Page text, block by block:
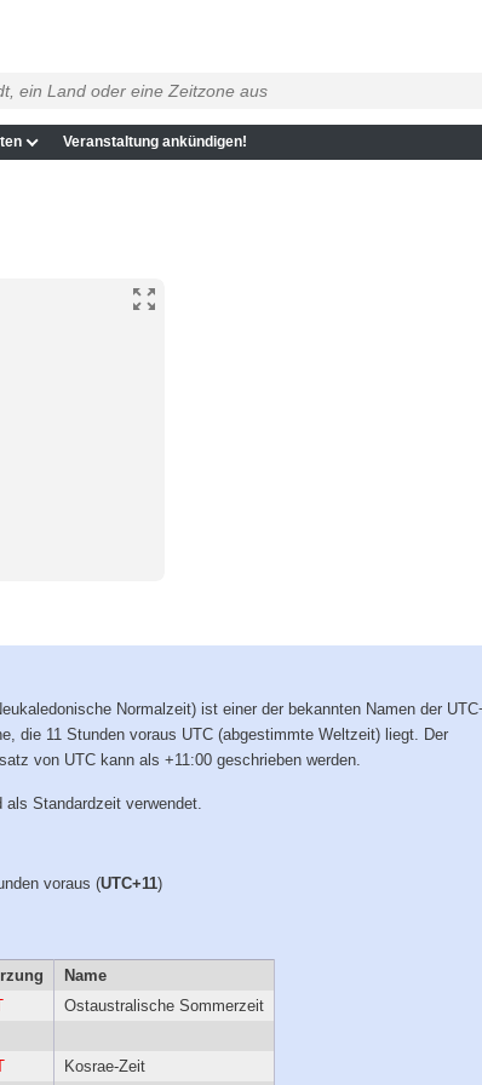
Veranstaltung ankündigen!
Normalzeit) ist einer der bekannten Namen der
die 11 Stunden voraus UTC (abgestimmte Weltzeit) liegt. Der
von UTC kann als +11:00 geschrieben werden.
als Standardzeit verwendet.
voraus (UTC+11)
Name
Ostaustralische Sommerzeit
Kosrae-Zeit